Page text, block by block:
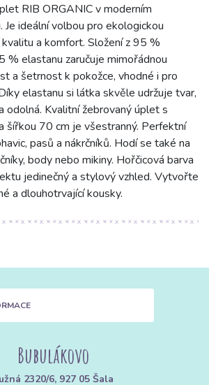
RIB ORGANIC v moderním
Je ideální volbou pro ekologickou
a komfort. Složení z 95 %
% elastanu zaručuje mimořádnou
a šetrnost k pokožce, vhodné i pro
elastanu si látka skvěle udržuje tvar,
odolná. Kvalitní žebrovaný úplet s
šířkou 70 cm je všestranný. Perfektní
pasů a nákrčníků. Hodí se také na
body nebo mikiny. Hořčicová barva
jedinečný a stylový vzhled. Vytvořte
a dlouhotrvající kousky.
Bubulákovo
2320/6, 927 05 Šala